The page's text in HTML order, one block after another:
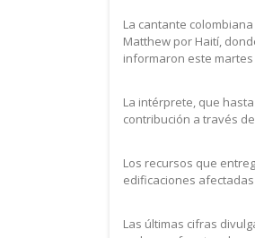
La cantante
Matthew por Haití,
informaron este
La intérprete, que
contribución a través
Los recursos que
edificaciones
Las últimas cifras